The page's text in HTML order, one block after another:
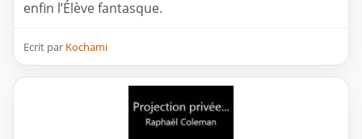
enfin l’Élève fantasque.
Ecrit par Kochami